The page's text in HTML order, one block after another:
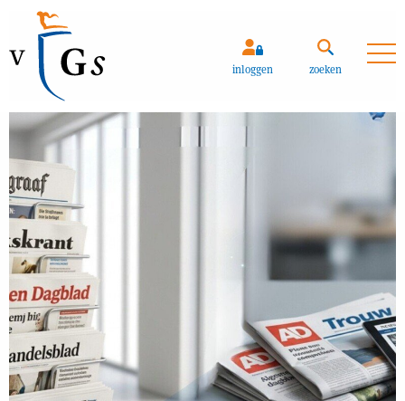
inloggen zoekenZoeken